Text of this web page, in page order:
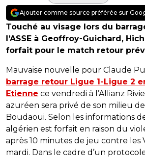
Ajouter comme source préférée sur
Touché au visage lors du
l’ASSE à Geoffroy-Guichard,
forfait pour le match retour
Mauvaise nouvelle pour Claude
barrage retour Ligue 1-Ligue 2
Etienne ce vendredi à l’Allianz
azuréen sera privé de son milieu
Boudaoui. Selon les informations
algérien est forfait en raison du
après 10 minutes de jeu contre les
mardi. Dans le cadre d’un